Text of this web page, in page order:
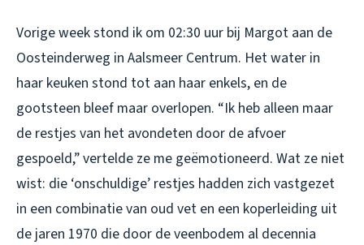
Vorige week stond ik om 02:30 uur bij Margot aan de
Oosteinderweg in Aalsmeer Centrum. Het water in
haar keuken stond tot aan haar enkels, en de
gootsteen bleef maar overlopen. “Ik heb alleen maar
de restjes van het avondeten door de afvoer
gespoeld,” vertelde ze me geëmotioneerd. Wat ze niet
wist: die ‘onschuldige’ restjes hadden zich vastgezet
in een combinatie van oud vet en een koperleiding uit
de jaren 1970 die door de veenbodem al decennia